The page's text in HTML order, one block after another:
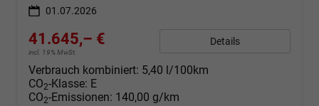
01.07.2026
41.645,– €
incl. 19% MwSt.
Details
Verbrauch kombiniert: 5,40 l/100km
CO2-Klasse: E
CO2-Emissionen: 140,00 g/km